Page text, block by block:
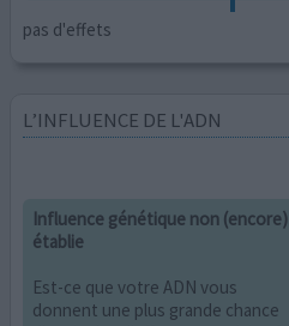
pas d'effets
L’INFLUENCE DE L'ADN
Influence génétique non (encore)
établie
Est-ce que votre ADN vous
donnent une plus grande chance